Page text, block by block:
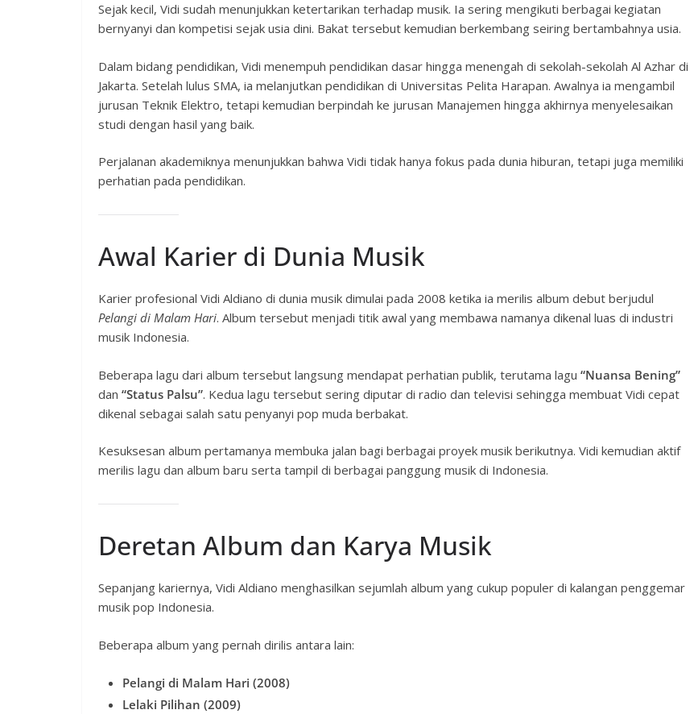
Sejak kecil, Vidi sudah menunjukkan ketertarikan terhadap musik. Ia sering mengikuti berbagai kegiatan
bernyanyi dan kompetisi sejak usia dini. Bakat tersebut kemudian berkembang seiring bertambahnya usia.
Dalam bidang pendidikan, Vidi menempuh pendidikan dasar hingga menengah di sekolah-sekolah Al Azhar di
Jakarta. Setelah lulus SMA, ia melanjutkan pendidikan di Universitas Pelita Harapan. Awalnya ia mengambil
jurusan Teknik Elektro, tetapi kemudian berpindah ke jurusan Manajemen hingga akhirnya menyelesaikan
studi dengan hasil yang baik.
Perjalanan akademiknya menunjukkan bahwa Vidi tidak hanya fokus pada dunia hiburan, tetapi juga memiliki
perhatian pada pendidikan.
Awal Karier di Dunia Musik
Karier profesional Vidi Aldiano di dunia musik dimulai pada 2008 ketika ia merilis album debut berjudul
Pelangi di Malam Hari. Album tersebut menjadi titik awal yang membawa namanya dikenal luas di industri
musik Indonesia.
Beberapa lagu dari album tersebut langsung mendapat perhatian publik, terutama lagu “Nuansa Bening”
dan “Status Palsu”. Kedua lagu tersebut sering diputar di radio dan televisi sehingga membuat Vidi cepat
dikenal sebagai salah satu penyanyi pop muda berbakat.
Kesuksesan album pertamanya membuka jalan bagi berbagai proyek musik berikutnya. Vidi kemudian aktif
merilis lagu dan album baru serta tampil di berbagai panggung musik di Indonesia.
Deretan Album dan Karya Musik
Sepanjang kariernya, Vidi Aldiano menghasilkan sejumlah album yang cukup populer di kalangan penggemar
musik pop Indonesia.
Beberapa album yang pernah dirilis antara lain:
Pelangi di Malam Hari (2008)
Lelaki Pilihan (2009)